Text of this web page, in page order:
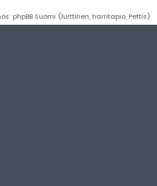
phpBB Suomi (lurttinen, harritapio, Pettis)